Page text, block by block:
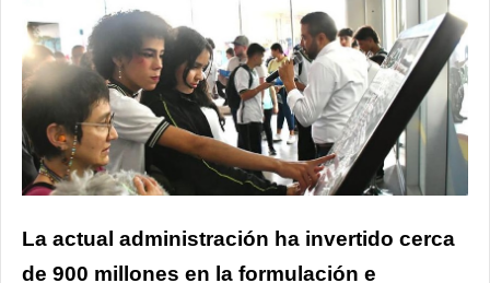
La actual administración ha invertido cerca
de 900 millones en la formulación e